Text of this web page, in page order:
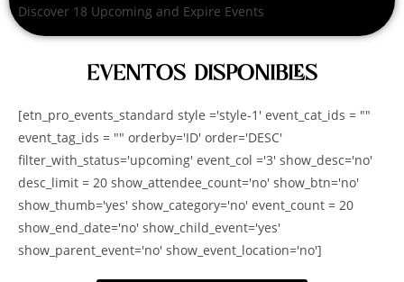
Discover 18 Upcoming and Expire Events
EVENTOS DISPONIBLES
[etn_pro_events_standard style ='style-1' event_cat_ids = ""
event_tag_ids = "" orderby='ID' order='DESC'
filter_with_status='upcoming' event_col ='3' show_desc='no'
desc_limit = 20 show_attendee_count='no' show_btn='no'
show_thumb='yes' show_category='no' event_count = 20
show_end_date='no' show_child_event='yes'
show_parent_event='no' show_event_location='no']